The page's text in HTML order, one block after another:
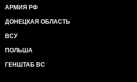
АРМИЯ РФ
ДОНЕЦКАЯ ОБЛАСТЬ
ВСУ
ПОЛЬША
ГЕНШТАБ ВС